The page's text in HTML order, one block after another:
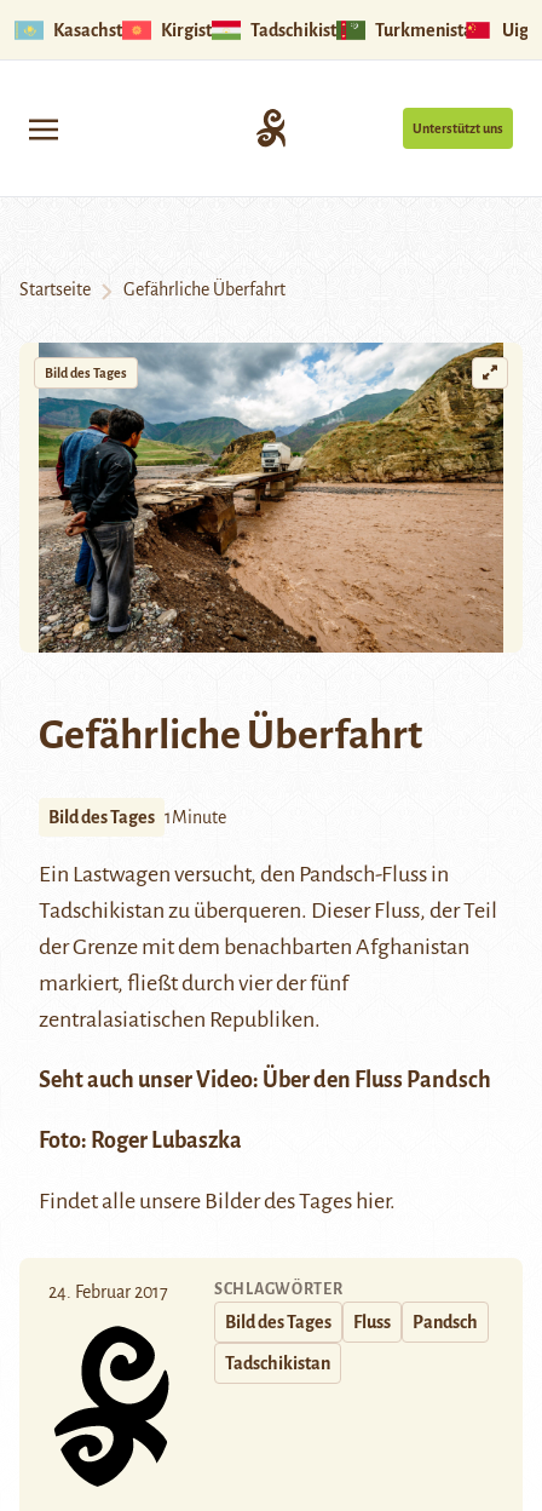
Kasachstan Kirgistan Tadschikistan Turkmenistan
Unterstützt uns
Startseite Gefährliche Überfahrt
Bild des Tages
Gefährliche Überfahrt
Bild des Tages 1Minute
Ein Lastwagen versucht, den Pandsch-Fluss in
Tadschikistan zu überqueren. Dieser Fluss, der Teil
der Grenze mit dem benachbarten Afghanistan
markiert, fließt durch vier der fünf
zentralasiatischen Republiken.
Seht auch unser Video: Über den Fluss Pandsch
Foto: Roger Lubaszka
Findet alle unsere Bilder des Tages hier.
24. Februar 2017 SCHLAGWÖRTER
Bild des Tages Fluss Pandsch
Tadschikistan